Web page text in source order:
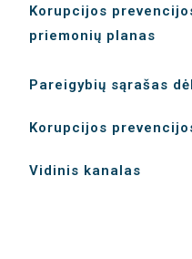
Korupcijos
priemonių planas
Pareigybių sąrašas
Korupcijos
Vidinis kanalas